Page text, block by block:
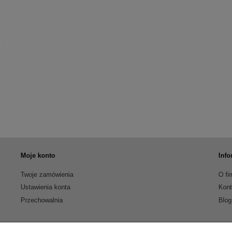
Moje konto
Twoje zamówienia
Ustawienia konta
Przechowalnia
O
Blog